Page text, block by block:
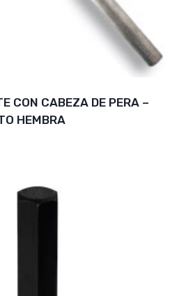
CON CABEZA DE PERA –
HEMBRA